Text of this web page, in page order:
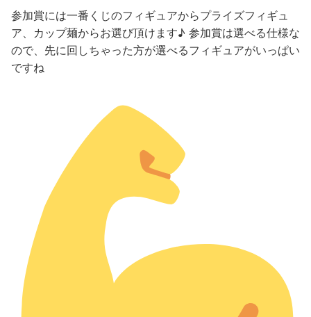
参加賞には一番くじのフィギュアからプライズフィギュ
ア、カップ麺からお選び頂けます♪ 参加賞は選べる仕様な
ので、先に回しちゃった方が選べるフィギュアがいっぱい
ですね